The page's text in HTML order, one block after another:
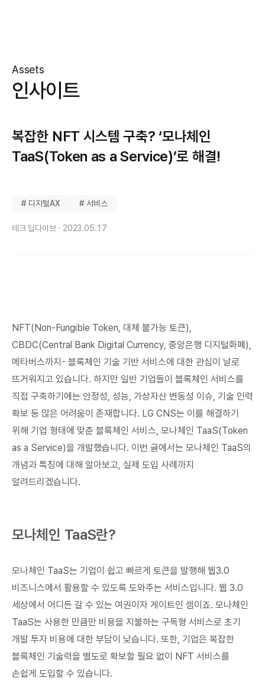
Assets
인사이트
복잡한 NFT 시스템 구축? ‘모나체인
TaaS(Token as a Service)’로 해결!
# 디지털AX # 서비스
테크 딥다이브 · 2023.05.17
NFT(Non-Fungible Token, 대체 불가능 토큰),
CBDC(Central Bank Digital Currency, 중앙은행 디지털화폐),
메타버스까지- 블록체인 기술 기반 서비스에 대한 관심이 날로
뜨거워지고 있습니다. 하지만 일반 기업들이 블록체인 서비스를
직접 구축하기에는 안정성, 성능, 가상자산 변동성 이슈, 기술 인력
확보 등 많은 어려움이 존재합니다. LG CNS는 이를 해결하기
위해 기업 형태에 맞춘 블록체인 서비스, 모나체인 TaaS(Token
as a Service)을 개발했습니다. 이번 글에서는 모나체인 TaaS의
개념과 특징에 대해 알아보고, 실제 도입 사례까지
알려드리겠습니다.
모나체인 TaaS란?
모나체인 TaaS는 기업이 쉽고 빠르게 토큰을 발행해 웹3.0
비즈니스에서 활용할 수 있도록 도와주는 서비스입니다. 웹 3.0
세상에서 어디든 갈 수 있는 여권이자 게이트인 셈이죠. 모나체인
TaaS는 사용한 만큼만 비용을 지불하는 구독형 서비스로 초기
개발 투자 비용에 대한 부담이 낮습니다. 또한, 기업은 복잡한
블록체인 기술력을 별도로 확보할 필요 없이 NFT 서비스를
손쉽게 도입할 수 있습니다.